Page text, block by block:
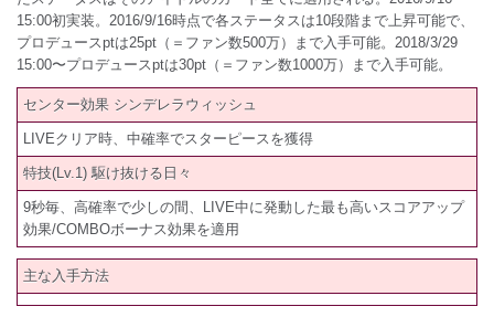
15:00初実装。2016/9/16時点で各ステータスは10段階まで上昇可能で、
プロデュースptは25pt（＝ファン数500万）まで入手可能。2018/3/29
15:00〜プロデュースptは30pt（＝ファン数1000万）まで入手可能。
センター効果 シンデレラウィッシュ
LIVEクリア時、中確率でスターピースを獲得
特技(Lv.1) 駆け抜ける日々
9秒毎、高確率で少しの間、LIVE中に発動した最も高いスコアアップ
効果/COMBOボーナス効果を適用
主な入手方法